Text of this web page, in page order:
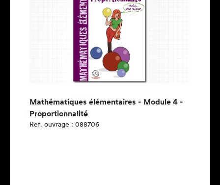
Mathématiques élémentaires - Module 4 -
Proportionnalité
Ref. ouvrage : 088706